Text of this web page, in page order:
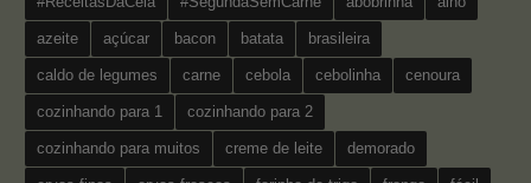
azeite açúcar bacon batata brasileira
caldo de legumes carne cebola cebolinha cenoura
cozinhando para 1 cozinhando para 2
cozinhando para muitos creme de leite demorado